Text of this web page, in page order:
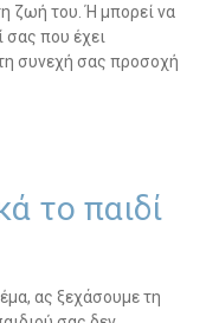
ζωή του. Ή μπορεί να
σας που έχει
συνεχή σας προσοχή
το παιδί
ας ξεχάσουμε τη